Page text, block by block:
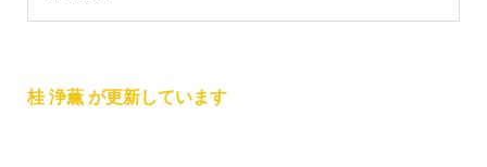
桂 浄薫 が更新しています